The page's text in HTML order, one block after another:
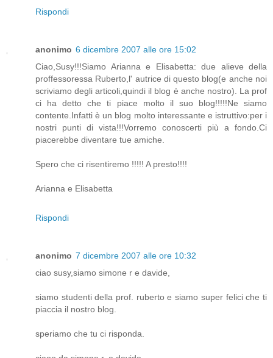
Rispondi
anonimo 6 dicembre 2007 alle ore 15:02
Ciao,Susy!!!Siamo Arianna e Elisabetta: due alieve della
proffessoressa Ruberto,l' autrice di questo blog(e anche noi
scriviamo degli articoli,quindi il blog è anche nostro). La prof
ci ha detto che ti piace molto il suo blog!!!!!Ne siamo
contente.Infatti è un blog molto interessante e istruttivo:per i
nostri punti di vista!!!Vorremo conoscerti più a fondo.Ci
piacerebbe diventare tue amiche.
Spero che ci risentiremo !!!!! A presto!!!!
Arianna e Elisabetta
Rispondi
anonimo 7 dicembre 2007 alle ore 10:32
ciao susy,siamo simone r e davide,
siamo studenti della prof. ruberto e siamo super felici che ti
piaccia il nostro blog.
speriamo che tu ci risponda.